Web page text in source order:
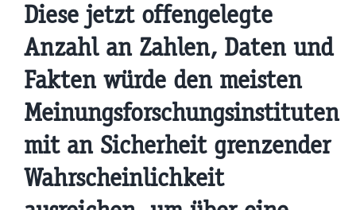
Diese jetzt offengelegte
Anzahl an Zahlen, Daten und
Fakten würde den meisten
Meinungsforschungsinstituten
mit an Sicherheit grenzender
Wahrscheinlichkeit